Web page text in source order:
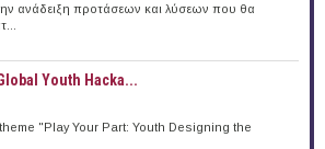
ανάδειξη προτάσεων και λύσεων που θα
Youth Hacka...
"Play Your Part: Youth Designing the